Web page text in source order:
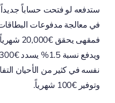
ستدفعه لو فتحت حساباً
فمقهى
وتوفير €100 شهرياً.